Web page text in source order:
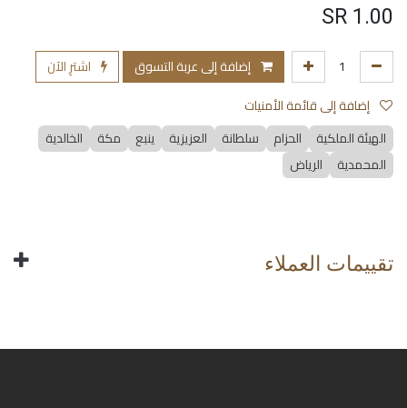
1.00
إضافة إلى عربة التسوق
اشترِ الآن
الهيئة الملكية
الحزام سلطانة العزيزية ينبع مكة
الخالدية
المحمدية
الرياض
تقييمات العملاء